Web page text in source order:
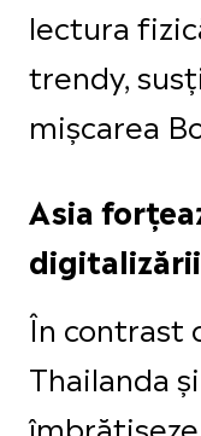
lectura
trendy,
mișcarea
Asia
În contrast
Thailanda